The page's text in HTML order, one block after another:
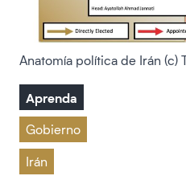
Anatomía política de Irán (c)
Aprenda
Gobierno
Irán